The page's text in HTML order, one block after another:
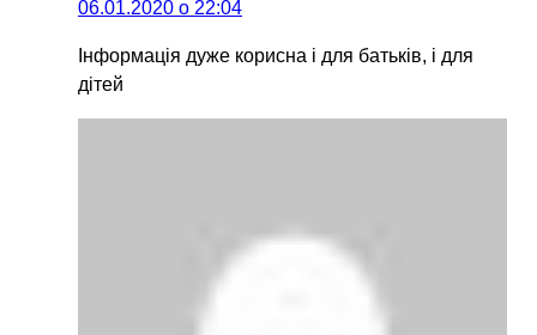
06.01.2020 о 22:04
Інформація дуже корисна і для батьків, і для
дітей